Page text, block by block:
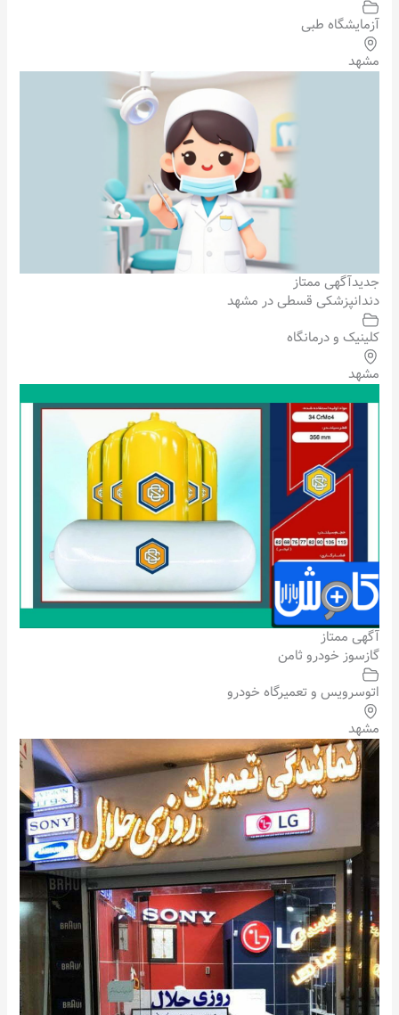
آزمایشگاه طبی
مشهد
جدیدآگهی ممتاز
دندانپزشکی قسطی در مشهد
کلینیک و درمانگاه
مشهد
آگهی ممتاز
گازسوز خودرو ثامن
اتوسرویس و تعمیرگاه خودرو
مشهد